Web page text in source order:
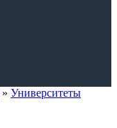
» Университеты